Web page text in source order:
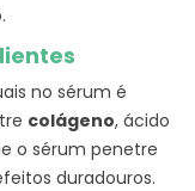
no sérum é
colágeno, ácido
o sérum penetre
duradouros.